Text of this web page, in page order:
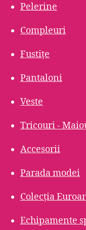
Pelerine
Compleuri
Fustițe
Pantaloni
Veste
Tricouri -
Accesorii
Parada modei
Colecția
Echipamente